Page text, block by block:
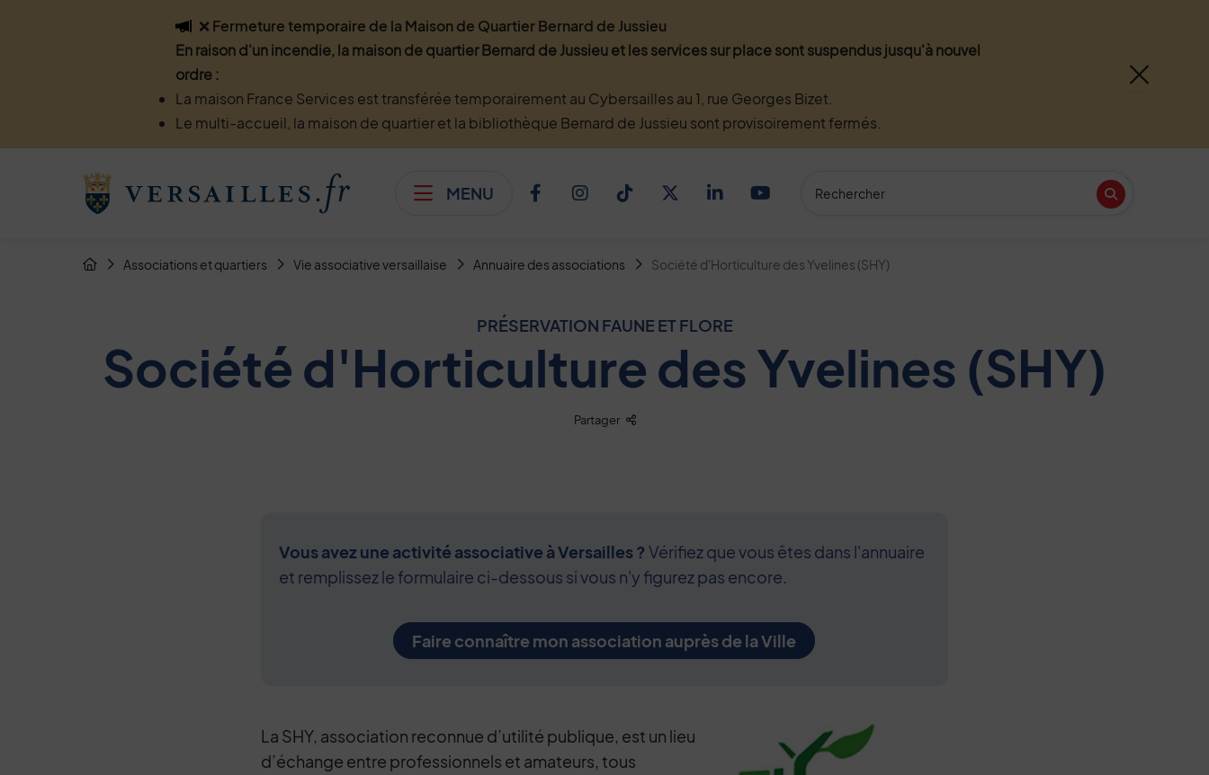
Flash info
❌ Fermeture temporaire de la Maison de Quartier Bernard de Jussieu
En raison d'un incendie, la maison de quartier Bernard de Jussieu et les services sur place sont suspendus jusqu'à nouvel
ordre :
La maison France Services est transférée temporairement au Cybersailles au 1, rue Georges Bizet.
Le multi-accueil, la maison de quartier et la bibliothèque Bernard de Jussieu sont provisoirement fermés.
Retour à l'accueil Afficher le menu
MENU
Facebook
Instagram
TikTokTwitter
LinkedinYoutube
Recherche
Fil d'Arianne de la page
Page d'accueil du site
Associations et quartiers Vie associative versaillaise Annuaire des associations Société d'Horticulture des Yvelines (SHY)
PRÉSERVATION FAUNE ET FLORE
Société d'Horticulture des Yvelines (SHY)
Partager Liste des liens de partage
Vous avez une activité associative à Versailles ?Vérifiez que vous êtes dans l'annuaire
et remplissez le formulaire ci-dessous si vous n'y figurez pas encore.
Faire connaître mon association auprès de la Ville
La SHY, association reconnue d’utilité publique, est un lieu
d’échange entre professionnels et amateurs, tous